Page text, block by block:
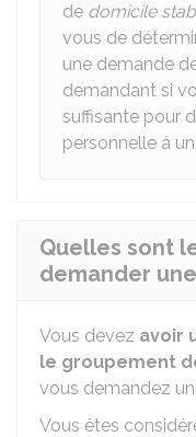
de domicile
vous de
une demande
demandant si
suffisante pour
personnelle à
Quelles sont
demander
Vous devez avoir
le groupement
vous demandez
Vous êtes